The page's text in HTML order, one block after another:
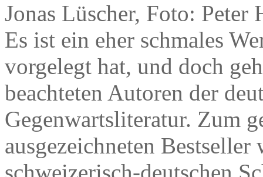
Jonas Lüscher, Foto: Peter
Es ist ein eher schmales
vorgelegt hat, und doch
beachteten Autoren der
Gegenwartsliteratur. Zum
ausgezeichneten